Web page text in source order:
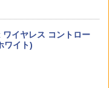
】ゲーム用セパレート
ラックマ[在庫品]
型 FPS 無段階高さ調
ョン3 PS4 PS5 ninte
5 特許取得
イダース -Switch2
-PS5 【特典】
ワイヤレス コントロー
ワイト)